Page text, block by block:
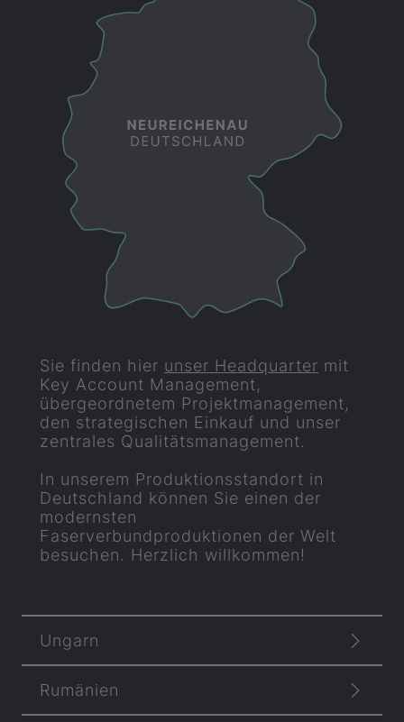
Sie finden hier unser Headquarter mit
Key Account Management,
übergeordnetem Projektmanagement,
den strategischen Einkauf und unser
zentrales Qualitätsmanagement.
In unserem Produktionsstandort in
Deutschland können Sie einen der
modernsten
Faserverbundproduktionen der Welt
besuchen. Herzlich willkommen!
Ungarn
Rumänien